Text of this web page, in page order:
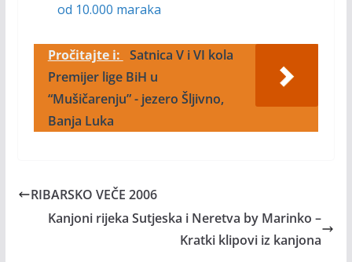
od 10.000 maraka
Pročitajte i: Satnica V i VI kola
Premijer lige BiH u
“Mušičarenju” - jezero Šljivno,
Banja Luka
RIBARSKO VEČE 2006
Kanjoni rijeka Sutjeska i Neretva by Marinko –
Kratki klipovi iz kanjona